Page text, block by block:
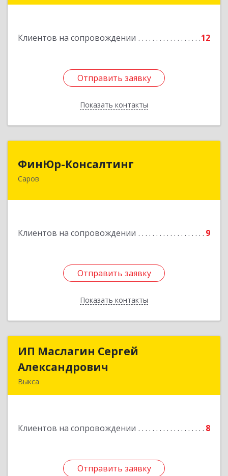
Клиентов на сопровождении 12
Отправить заявку
Показать контакты
Отправить заявку
Назад
ФинЮр-Консалтинг
Саров
Клиентов на сопровождении 9
Отправить заявку
Показать контакты
Отправить заявку
Назад
ИП Маслагин Сергей
Александрович
Выкса
Клиентов на сопровождении 8
Отправить заявку
ИП Маслагин Сергей
Подробнее
Отправить заявку